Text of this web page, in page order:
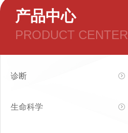
产品中心
PRODUCT CENTER
诊断
生命科学